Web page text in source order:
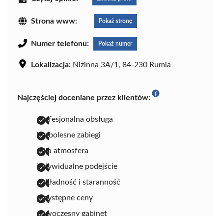
Strona www: Pokaż stronę
Numer telefonu: Pokaż numer
Lokalizacja: Nizinna 3A/1, 84-230 Rumia
Najczęściej doceniane przez klientów:
profesjonalna obsługa
bezbolesne zabiegi
miła atmosfera
indywidualne podejście
dokładność i staranność
przystępne ceny
nowoczesny gabinet